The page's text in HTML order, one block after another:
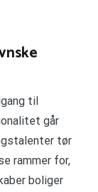
til
går
tør
rammer for,
boliger